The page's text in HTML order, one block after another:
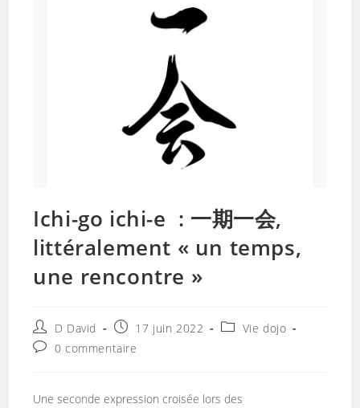
Ichi-go ichi-e : 一期一会,
littéralement « un temps,
une rencontre »
Auteur/autrice
de
la
D David
Publication
publiée :
17 juin 2022
PostVie dojo
Commentaires
publication :
0 commentaire
Une seconde expression croisée lors des